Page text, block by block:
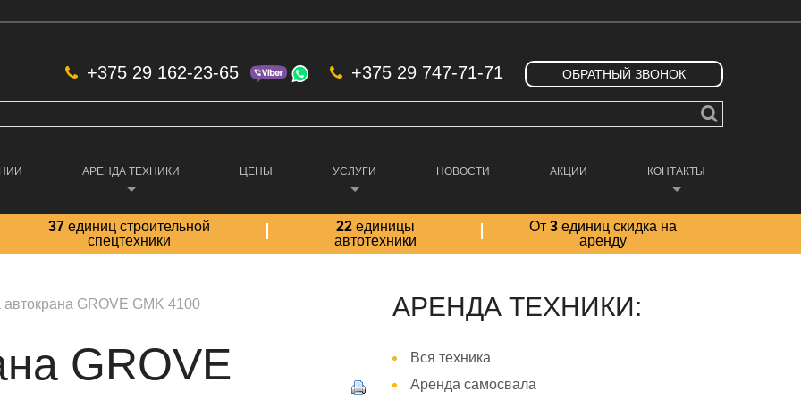
+375 29 162-23-65 +375 29 747-71-71 ОБРАТНЫЙ ЗВОНОК
АРЕНДА ТЕХНИКИ ЦЕНЫ УСЛУГИ НОВОСТИ АКЦИИ КОНТАКТЫ
37единиц строительной
спецтехники
22 единицы
автотехники
От3 единиц скидка на
аренду
GROVE GMK 4100
GROVE
АРЕНДА ТЕХНИКИ:
Вся техника
Аренда самосвала